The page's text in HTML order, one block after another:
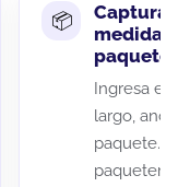
Captura
medidas
paquete
Ingresa el
largo,
paquete.